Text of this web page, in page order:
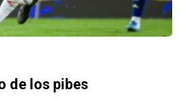
de los pibes